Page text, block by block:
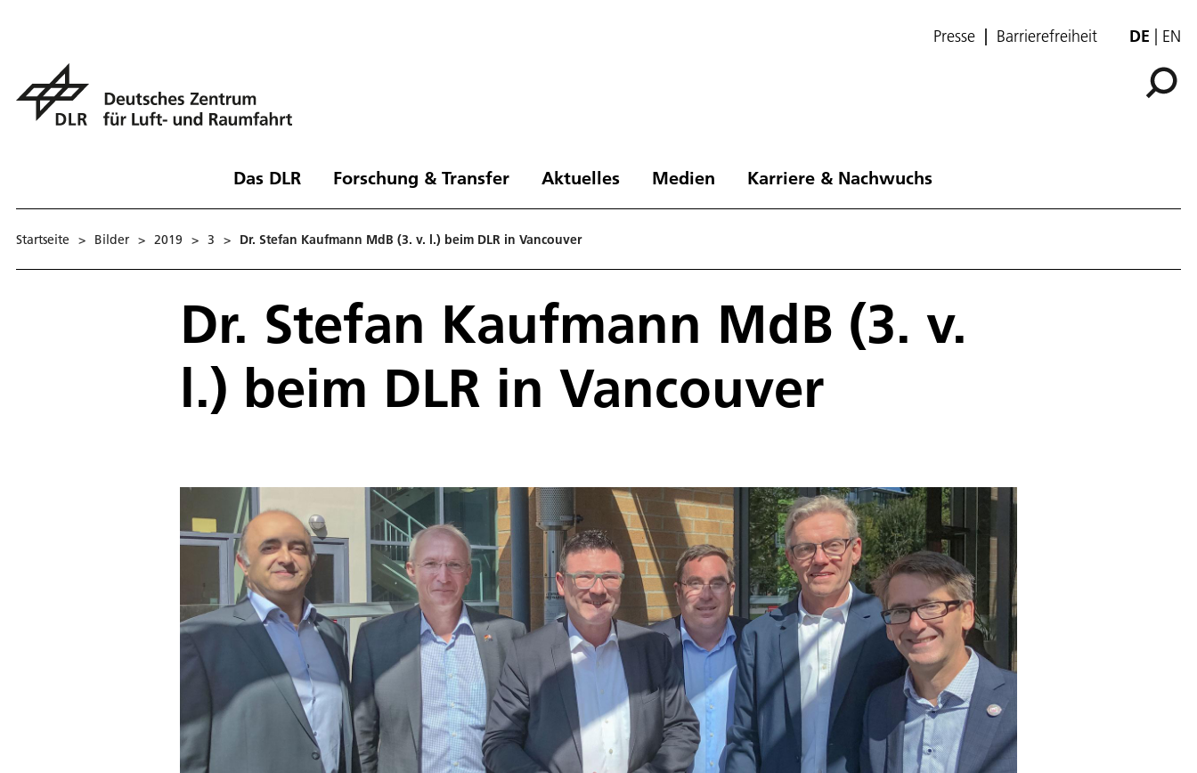
Presse Barrierefreiheit DE EN
Das DLR Forschung & Transfer Aktuelles Medien Karriere & Nachwuchs
Startseite > Bilder > 2019 > 3 > Dr. Stefan Kaufmann MdB (3. v. l.) beim DLR in Vancouver
Dr. Stefan Kaufmann MdB (3. v.
l.) beim DLR in Vancouver